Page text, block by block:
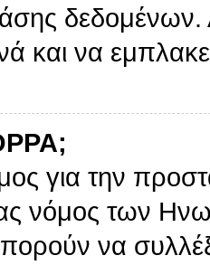
και να
για την
νόμος των
να